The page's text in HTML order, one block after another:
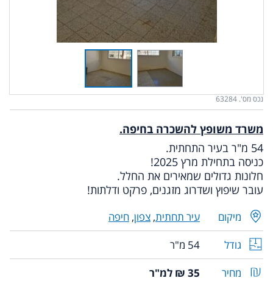
נכס מס'. 63284
משרד משופץ להשכרה בחיפה.
54 מ"ר בעיר התחתית.
כניסה בתחילת מרץ 2025!
חלונות גדולים שמאירים את החלל.
עובר שיפוץ ושדרוג מזגנים, פרקט ודלתות!
מיקום עיר תחתית, צפון, חיפה
גודל
54 מ"ר
מחיר
35 ₪ למ"ר